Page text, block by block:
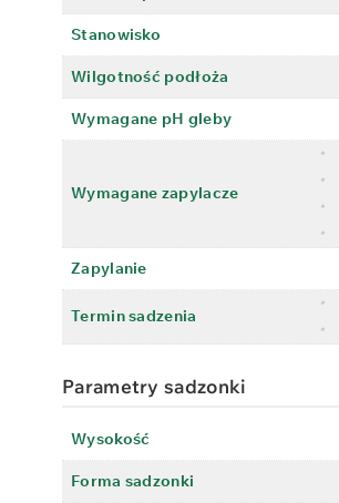
Stanowisko
Wilgotność podłoża
Wymagane pH gleby
Wymagane zapylacze
•
•
•
•
Zapylanie
Termin sadzenia
•
•
Parametry sadzonki
Wysokość
Forma sadzonki